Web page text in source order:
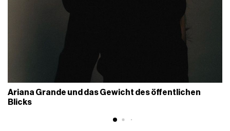
Ariana Grande und das Gewicht des öffentlichen
Blicks